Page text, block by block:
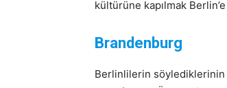
kültürüne kapılmak
Brandenburg
Berlinlilerin söylediklerinin